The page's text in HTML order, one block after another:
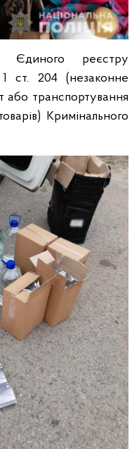
Єдиного реєстру
1 ст. 204 (незаконне
або транспортування
Кримінального